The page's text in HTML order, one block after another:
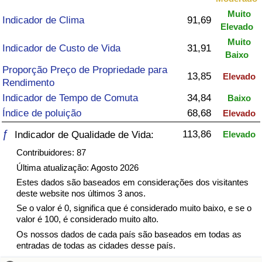
Indicador de Clima 91,69
Muito
Elevado
Indicador de Custo de Vida 31,91
Muito
Baixo
Proporção Preço de Propriedade para
Rendimento
13,85 Elevado
Indicador de Tempo de Comuta 34,84 Baixo
Índice de poluição 68,68 Elevado
ƒ Indicador de Qualidade de Vida: 113,86
Elevado
Contribuidores: 87
Última atualização: Agosto 2026
Estes dados são baseados em considerações dos visitantes
deste website nos últimos 3 anos.
Se o valor é 0, significa que é considerado muito baixo, e se o
valor é 100, é considerado muito alto.
Os nossos dados de cada país são baseados em todas as
entradas de todas as cidades desse país.
Saúde
Indicador de Saúde (Atual)
Indicador de Saúde
Indicador de Saúde por País
Poluição
Indicador de Poluição (Atual)
Índice de poluição
Indicador de Poluição por País
Trânsito